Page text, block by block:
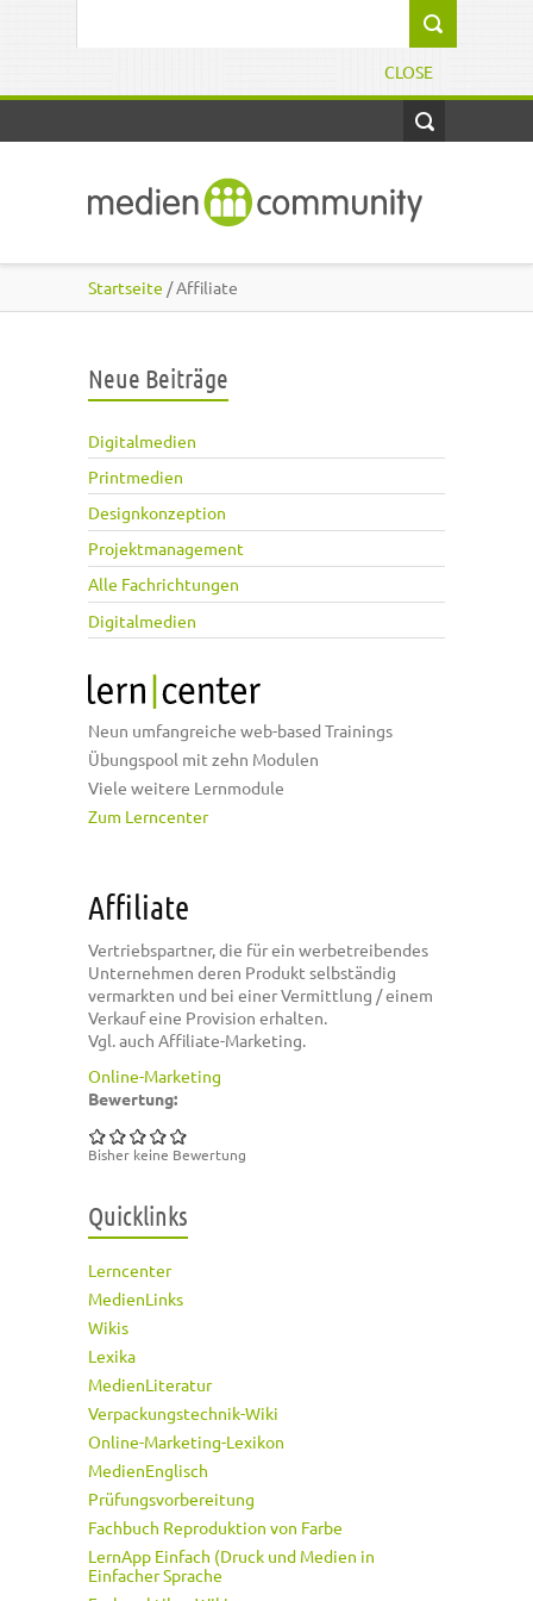
CLOSE
Startseite / Affiliate
Neue Beiträge
Digitalmedien
Printmedien
Designkonzeption
Projektmanagement
Alle Fachrichtungen
Digitalmedien
Neun umfangreiche web-based Trainings
Übungspool mit zehn Modulen
Viele weitere Lernmodule
Zum Lerncenter
Affiliate
Vertriebspartner, die für ein werbetreibendes
Unternehmen deren Produkt selbständig
vermarkten und bei einer Vermittlung / einem
Verkauf eine Provision erhalten.
Vgl. auch Affiliate-Marketing.
Online-Marketing
Bewertung:
Bisher keine Bewertung
Quicklinks
Lerncenter
MedienLinks
Wikis
Lexika
MedienLiteratur
Verpackungstechnik-Wiki
Online-Marketing-Lexikon
MedienEnglisch
Prüfungsvorbereitung
Fachbuch Reproduktion von Farbe
LernApp Einfach (Druck und Medien in
Einfacher Sprache